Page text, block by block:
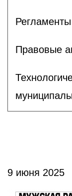
Регламенты
Правовые
9 июня 2025